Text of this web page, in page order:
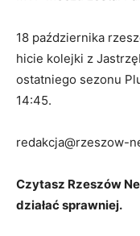
18 października
hicie kolejki z
ostatniego sezonu
14:45.
redakcja@rzeszow-
Czytasz Rzeszów
działać sprawniej.